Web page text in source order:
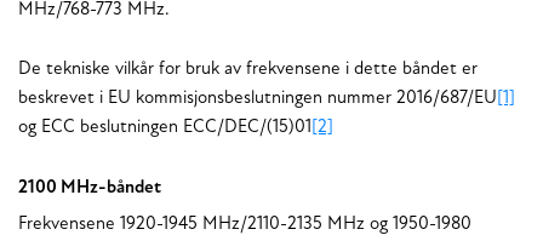
MHz/768-773 MHz.
De tekniske vilkår for bruk av frekvensene i dette båndet er
beskrevet i EU kommisjonsbeslutningen nummer 2016/687/EU
og ECC beslutningen ECC/DEC/(15)01
[2]
2100 MHz-båndet
Frekvensene 1920-1945 MHz/2110-2135 MHz og 1950-1980